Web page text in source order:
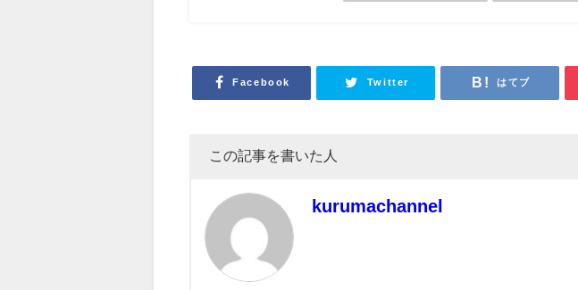
Facebook Twitter はてブ
この記事を書いた人
kurumachannel